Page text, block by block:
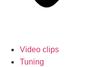
Video clips
Tuning